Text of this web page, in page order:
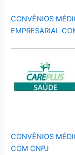
CONVÊNIOS
EMPRESARIAL
CONVÊNIOS
COM CNPJ